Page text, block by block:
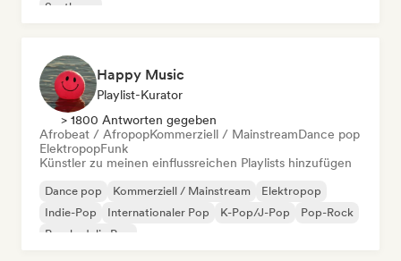
Synthpop
Happy Music
Playlist-Kurator
> 1800 Antworten gegeben
Afrobeat / AfropopKommerziell / MainstreamDance pop
ElektropopFunk
Künstler zu meinen einflussreichen Playlists hinzufügen
Dance pop Kommerziell / Mainstream
Elektropop
Indie-Pop
Internationaler Pop K-Pop/J-Pop
Pop-Rock
Psychedelic Pop